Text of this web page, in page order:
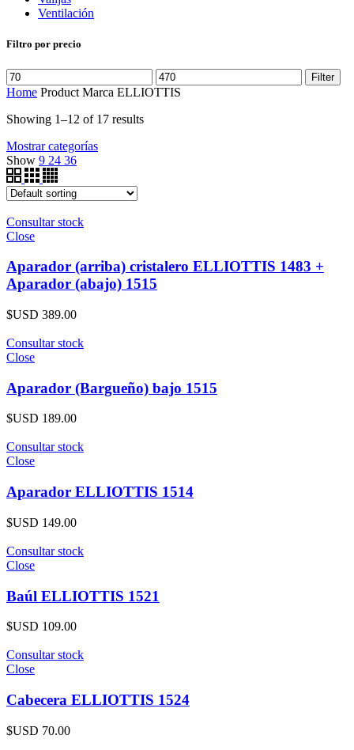
Ventilación
Filtro por precio
Filter
Home Product Marca ELLIOTTIS
Showing 1–12 of 17 results
Mostrar categorías
Show 9 24 36
Consultar stock
Close
Aparador (arriba) cristalero ELLIOTTIS 1483 +
Aparador (abajo) 1515
$USD 389.00
Consultar stock
Close
Aparador (Bargueño) bajo 1515
$USD 189.00
Consultar stock
Close
Aparador ELLIOTTIS 1514
$USD 149.00
Consultar stock
Close
Baúl ELLIOTTIS 1521
$USD 109.00
Consultar stock
Close
Cabecera ELLIOTTIS 1524
$USD 70.00